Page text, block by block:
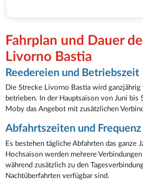
Fahrplan und Dauer
Livorno Bastia
Reedereien und Betriebszeit
Die Strecke Livorno Bastia wird ganzjährig
betrieben. In der Hauptsaison von Juni bis
Moby das Angebot mit zusätzlichen
Abfahrtszeiten und Frequenz
Es bestehen tägliche Abfahrten das ganze
Hochsaison werden mehrere
während zusätzlich zu den
Nachtüberfahrten verfügbar sind.